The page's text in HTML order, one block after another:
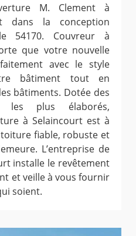
M. Clement à
dans la conception
54170. Couvreur à
que votre nouvelle
avec le style
bâtiment tout en
bâtiments. Dotée des
les plus élaborés,
à Selaincourt est à
fiable, robuste et
L’entreprise de
installe le revêtement
et veille à vous fournir
soient.